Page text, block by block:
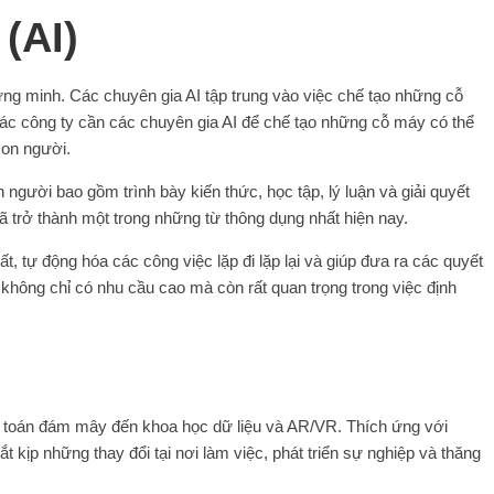
minh. Các chuyên gia AI tập trung vào việc chế tạo những cỗ
công ty cần các chuyên gia AI để chế tạo những cỗ máy có thể
người.
bao gồm trình bày kiến ​​thức, học tập, lý luận và giải quyết
thành một trong những từ thông dụng nhất hiện nay.
tự động hóa các công việc lặp đi lặp lại và giúp đưa ra các quyết
chỉ có nhu cầu cao mà còn rất quan trọng trong việc định
đám mây đến khoa học dữ liệu và AR/VR. Thích ứng với
kịp những thay đổi tại nơi làm việc, phát triển sự nghiệp và thăng